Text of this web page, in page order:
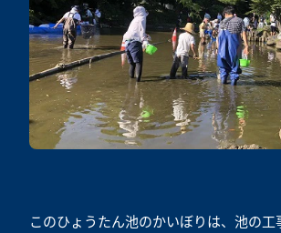
このひょうたん池のかいぼりは、池の工